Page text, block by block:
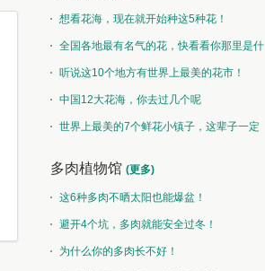
想看花海，现在就开始种这5种花！
全国各地最有名气的花，快看看你那里是什
么花儿！
听说这10个地方有世界上最美的花市！
中国12大花海，你去过几个呢
世界上最美的7个鲜花小镇子，这辈子一定
多肉植物馆 (更多)
这6种多肉不晒太阳也能爆盆！
避开4个坑，多肉就能安全过冬！
为什么你的多肉长不好！